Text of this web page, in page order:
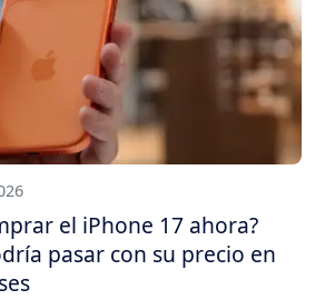
el iPhone 17 ahora?
pasar con su precio en